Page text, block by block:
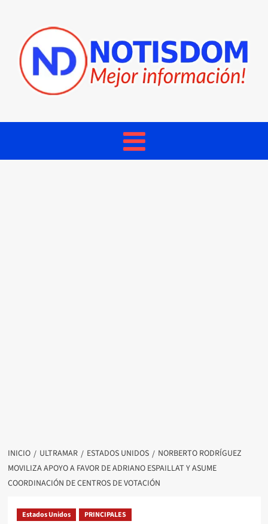
INICIO ULTRAMAR ESTADOS UNIDOS
NORBERTO RODRÍGUEZ
MOVILIZA APOYO A FAVOR DE ADRIANO ESPAILLAT Y ASUME
COORDINACIÓN DE CENTROS DE VOTACIÓN
Estados Unidos PRINCIPALES